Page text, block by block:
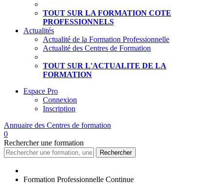
TOUT SUR LA FORMATION COTE
PROFESSIONNELS
Actualités
Actualité de la Formation Professionnelle
Actualité des Centres de Formation
TOUT SUR L'ACTUALITE DE LA
FORMATION
Espace Pro
Connexion
Inscription
Annuaire des Centres de formation
0
Rechercherune formation
Rechercher
Formation Professionnelle Continue